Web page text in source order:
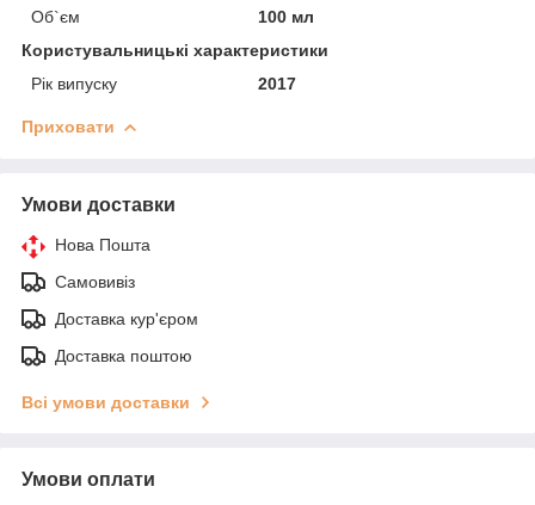
Об`єм
100 мл
Користувальницькі характеристики
Рік випуску
2017
Приховати
Умови доставки
Нова Пошта
Самовивіз
Доставка кур'єром
Доставка поштою
Всі умови доставки
Умови оплати